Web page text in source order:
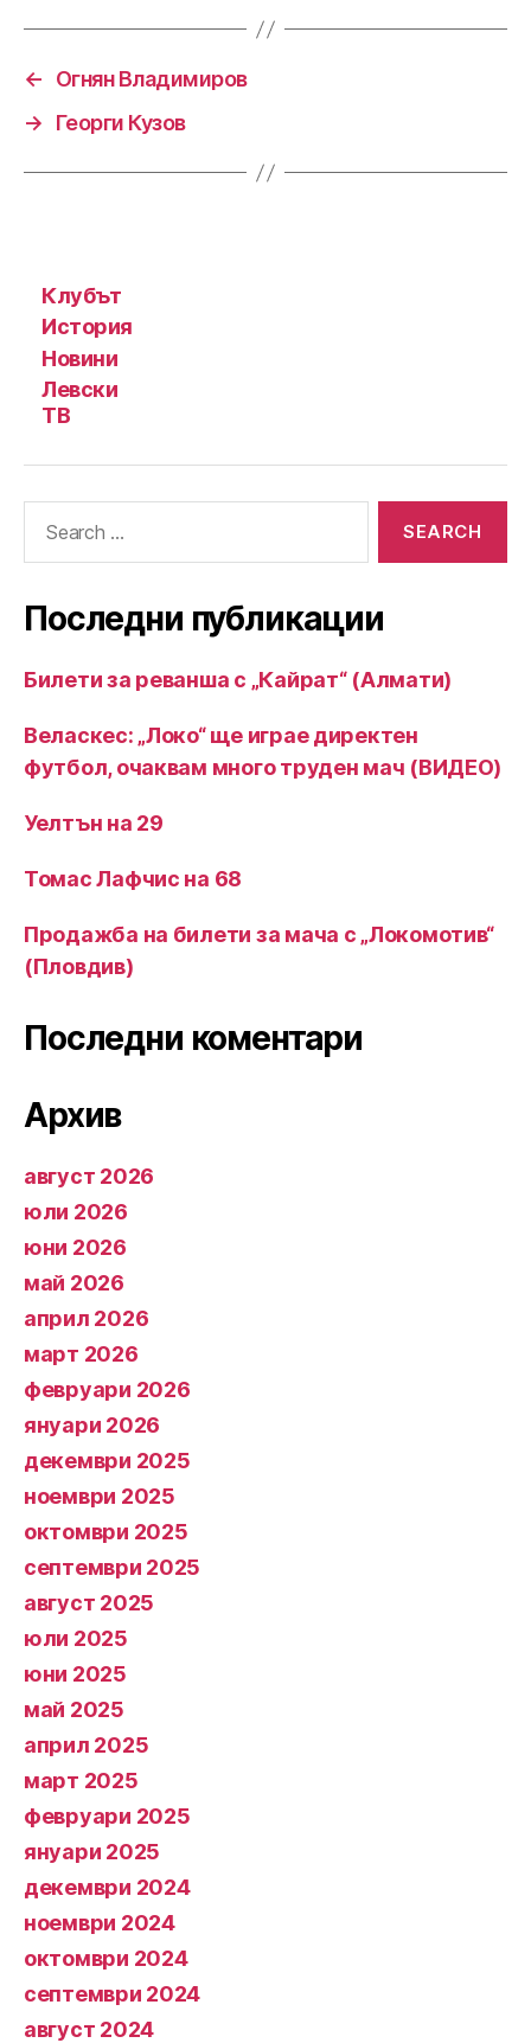
←
Огнян Владимиров
→
Георги Кузов
Клубът
История
Новини
Левски
ТВ
Последни публикации
Билети за реванша с „Кайрат“ (Алмати)
Веласкес: „Локо“ ще играе директен
футбол, очаквам много труден мач (ВИДЕО)
Уелтън на 29
Томас Лафчис на 68
Продажба на билети за мача с „Локомотив“
(Пловдив)
Последни коментари
Архив
август 2026
юли 2026
юни 2026
май 2026
април 2026
март 2026
февруари 2026
януари 2026
декември 2025
ноември 2025
октомври 2025
септември 2025
август 2025
юли 2025
юни 2025
май 2025
април 2025
март 2025
февруари 2025
януари 2025
декември 2024
ноември 2024
октомври 2024
септември 2024
август 2024